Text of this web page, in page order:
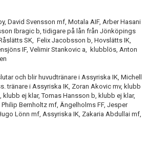
David Svensson mf, Motala AIF, Arber Hasani
Ibragic b, tidigare på lån från Jönköpings
SK, Felix Jacobsson b, Hovslätts IK,
IF, Velimir Stankovic a, klubblös, Anton
och blir huvudtränare i Assyriska IK, Michell
tränare i Assyriska IK, Zoran Akovic mv, klubb
ej klar, Tomas Hansson b, klubb ej klar,
Bernholtz mf, Ängelholms FF, Jesper
Lönn mf, Assyriska IK, Zakaria Abdullai mf,